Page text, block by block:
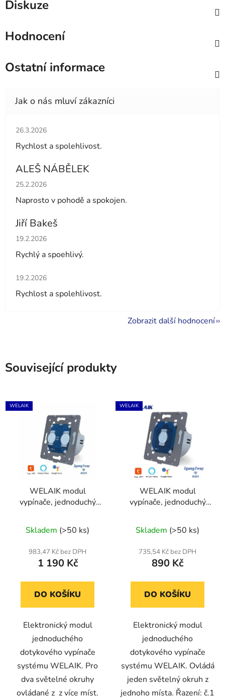
Diskuze
Hodnocení
Ostatní informace
Hodnocení obchodu je 5 z 5 hvězdiček.
26.3.2026
Rychlost a spolehlivost.
ALEŠ NÁBĚLEK
Hodnocení obchodu je 5 z 5 hvězdiček.
25.2.2026
Naprosto v pohodě a spokojen.
Jiří Bakeš
Hodnocení obchodu je 5 z 5 hvězdiček.
19.2.2026
Rychlý a spoehlivý.
Hodnocení obchodu je 5 z 5 hvězdiček.
19.2.2026
Rychlost a spolehlivost.
Zobrazit další hodnocení
Související produkty
WELAIK
WELAIK modul
vypínače, jednoduchý
Skladem (>50 ks)
983,47 Kč bez DPH
1 190 Kč
DO KOŠÍKU
Elektronický modul
jednoduchého
dotykového vypínače
systému WELAIK. Pro
dva světelné okruhy
ovládané z z více míst.
WELAIK
WELAIK modul
vypínače, jednoduchý
Skladem (>50 ks)
735,54 Kč bez DPH
890 Kč
DO KOŠÍKU
Elektronický modul
jednoduchého
dotykového vypínače
systému WELAIK. Ovládá
jeden světelný okruh z
jednoho místa. Řazení: č.1